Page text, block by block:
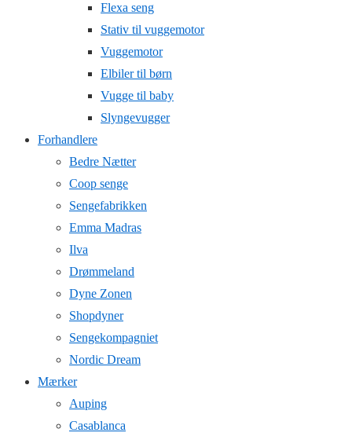
Flexa seng
Stativ til vuggemotor
Vuggemotor
Elbiler til børn
Vugge til baby
Slyngevugger
Forhandlere
Bedre Nætter
Coop senge
Sengefabrikken
Emma Madras
Ilva
Drømmeland
Dyne Zonen
Shopdyner
Sengekompagniet
Nordic Dream
Mærker
Auping
Casablanca